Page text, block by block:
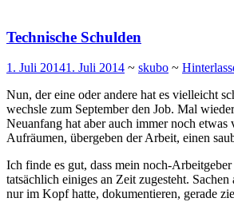
Technische Schulden
1. Juli 20141. Juli 2014 ~ skubo ~
Nun, der eine oder andere hat es vielleicht
wechsle zum September den Job. Mal
Neuanfang hat aber auch immer noch etwas
Aufräumen, übergeben der Arbeit, einen
Ich finde es gut, dass mein noch-
tatsächlich einiges an Zeit zugesteht.
nur im Kopf hatte, dokumentieren, gerade